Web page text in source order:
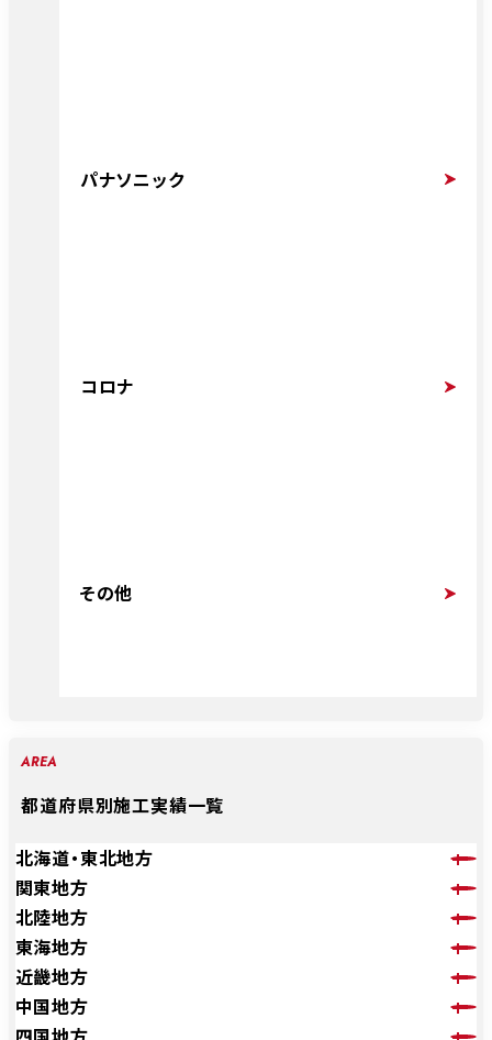
パナソニック
コロナ
その他
AREA
都道府県別施工実績一覧
北海道・東北地方
関東地方
北陸地方
東海地方
近畿地方
中国地方